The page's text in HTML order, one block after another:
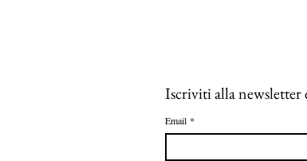
Iscriviti alla newsletter
Email *